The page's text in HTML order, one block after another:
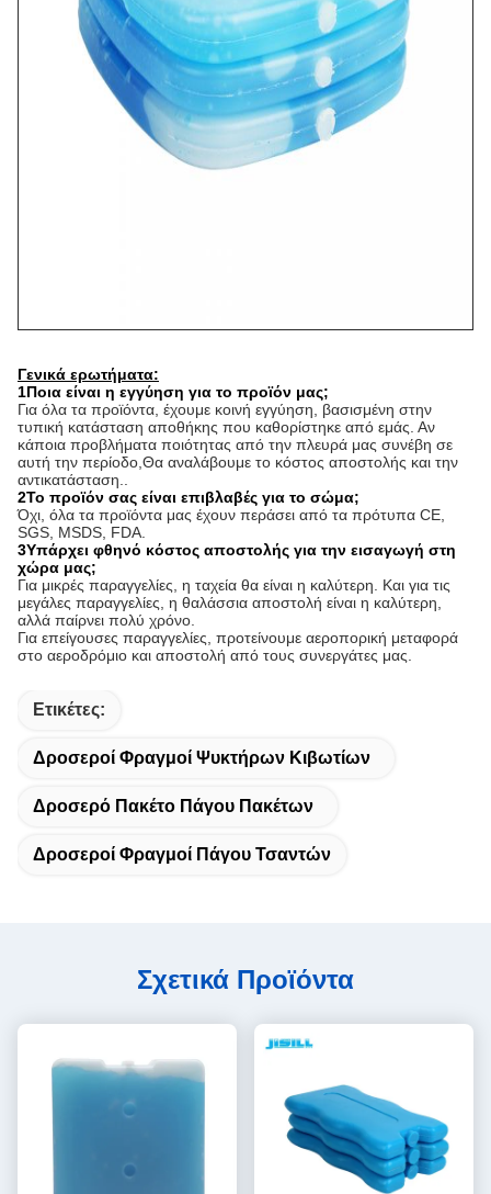
Γενικά ερωτήματα:
1Ποια είναι η εγγύηση για το προϊόν μας;
Για όλα τα προϊόντα, έχουμε κοινή εγγύηση, βασισμένη στην
τυπική κατάσταση αποθήκης που καθορίστηκε από εμάς. Αν
κάποια προβλήματα ποιότητας από την πλευρά μας συνέβη σε
αυτή την περίοδο,Θα αναλάβουμε το κόστος αποστολής και την
αντικατάσταση..
2Το προϊόν σας είναι επιβλαβές για το σώμα;
Όχι, όλα τα προϊόντα μας έχουν περάσει από τα πρότυπα CE,
SGS, MSDS, FDA.
3Υπάρχει φθηνό κόστος αποστολής για την εισαγωγή στη
χώρα μας;
Για μικρές παραγγελίες, η ταχεία θα είναι η καλύτερη. Και για τις
μεγάλες παραγγελίες, η θαλάσσια αποστολή είναι η καλύτερη,
αλλά παίρνει πολύ χρόνο.
Για επείγουσες παραγγελίες, προτείνουμε αεροπορική μεταφορά
στο αεροδρόμιο και αποστολή από τους συνεργάτες μας.
Ετικέτες:
Δροσεροί Φραγμοί Ψυκτήρων Κιβωτίων
Δροσερό Πακέτο Πάγου Πακέτων
Δροσεροί Φραγμοί Πάγου Τσαντών
Σχετικά Προϊόντα